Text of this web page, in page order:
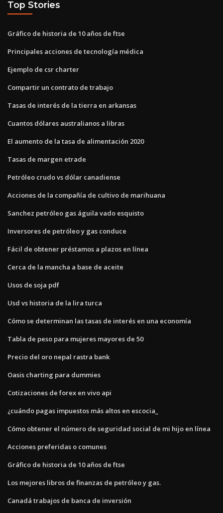
Top Stories
Gráfico de historia de 10 años de ftse
Principales acciones de tecnología médica
Ejemplo de csr charter
Compartir un contrato de trabajo
Tasas de interés de la tierra en arkansas
Cuantos dólares australianos a libras
El aumento de la tasa de alimentación 2020
Tasas de margen etrade
Petróleo crudo vs dólar canadiense
Acciones de la compañía de cultivo de marihuana
Sanchez petróleo gas águila vado esquisto
Inversores de petróleo y gas conduce
Fácil de obtener préstamos a plazos en línea
Cerca de la mancha a base de aceite
Usos de soja pdf
Usd vs historia de la lira turca
Cómo se determinan las tasas de interés en una economía
Tabla de peso para mujeres mayores de 50
Precio del oro nepal rastra bank
Oasis charting para dummies
Cotizaciones de forex en vivo api
¿cuándo pagas impuestos más altos en escocia_
Cómo obtener el número de seguridad social de mi hijo en línea
Acciones preferidas o comunes
Gráfico de historia de 10 años de ftse
Los mejores libros de finanzas de petróleo y gas.
Canadá trabajos de banca de inversión